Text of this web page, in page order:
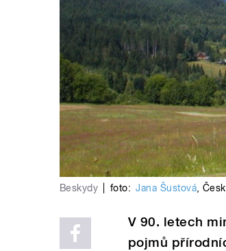
Beskydy foto: Jana Šustová,
V 90. letech
pojmů